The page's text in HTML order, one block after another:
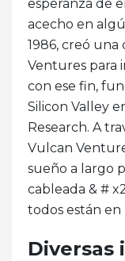
esperanza de
acecho en
1986, creó
Ventures para
con ese fin,
Silicon Valley
Research. A
Vulcan
sueño a largo
cableada & #
todos están en
Diversas